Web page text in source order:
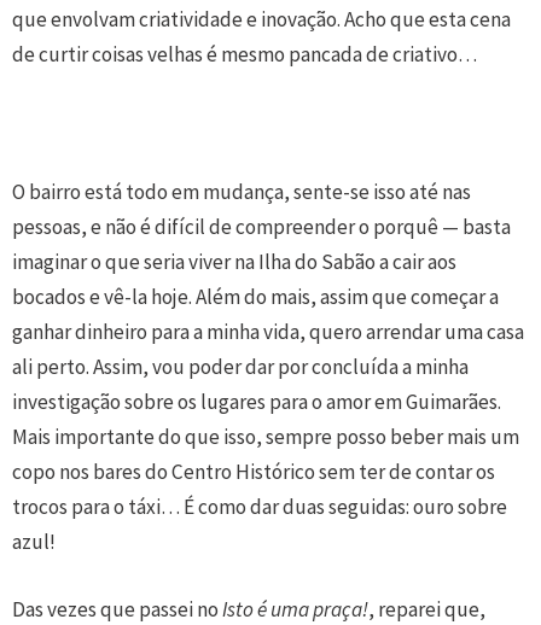
que envolvam criatividade e inovação. Acho que esta cena
de curtir coisas velhas é mesmo pancada de criativo…
O bairro está todo em mudança, sente-se isso até nas
pessoas, e não é difícil de compreender o porquê — basta
imaginar o que seria viver na Ilha do Sabão a cair aos
bocados e vê-la hoje. Além do mais, assim que começar a
ganhar dinheiro para a minha vida, quero arrendar uma casa
ali perto. Assim, vou poder dar por concluída a minha
investigação sobre os lugares para o amor em Guimarães.
Mais importante do que isso, sempre posso beber mais um
copo nos bares do Centro Histórico sem ter de contar os
trocos para o táxi… É como dar duas seguidas: ouro sobre
azul!
Das vezes que passei noIsto é uma praça!, reparei que,